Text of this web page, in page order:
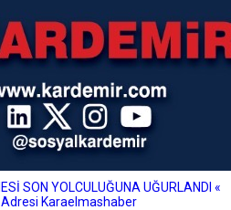
DESTEK